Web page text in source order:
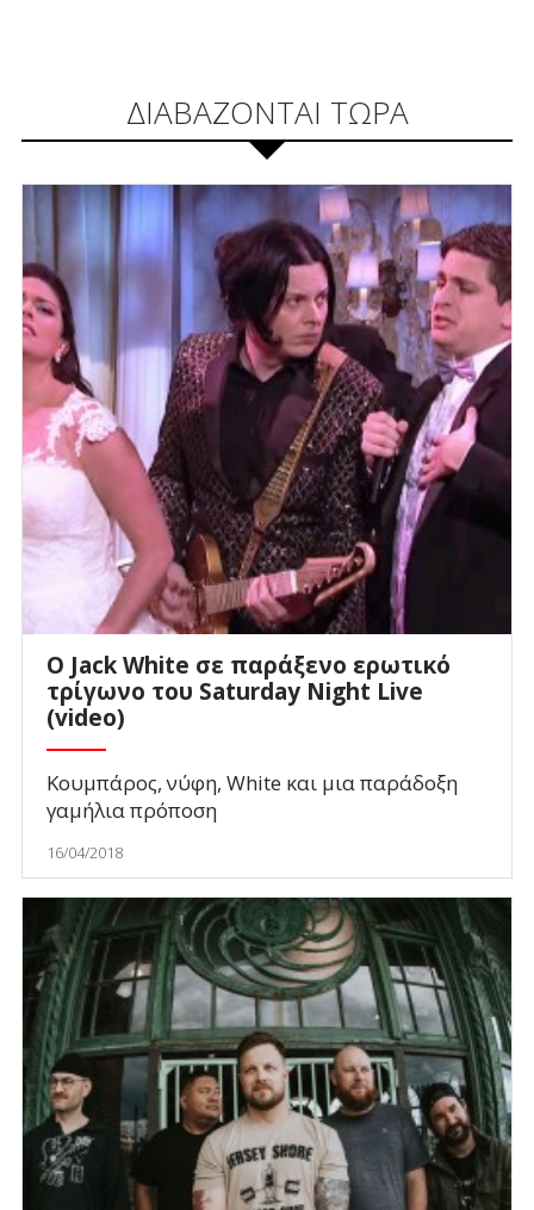
ΔΙΑΒΑΖΟΝΤΑΙ ΤΩΡΑ
Ο Jack White σε παράξενο ερωτικό
τρίγωνο του Saturday Night Live
(video)
Κουμπάρος, νύφη, White και μια παράδοξη
γαμήλια πρόποση
16/04/2018